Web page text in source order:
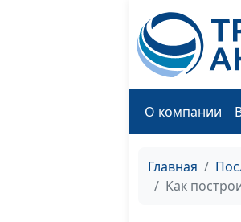
О компании
Главная
Как